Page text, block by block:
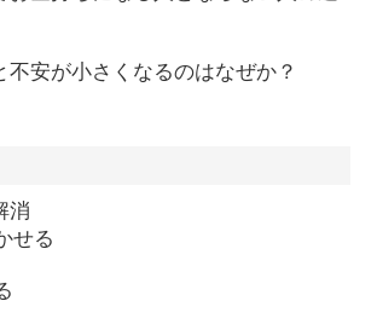
不安が小さくなるのはなぜか？
消
せる